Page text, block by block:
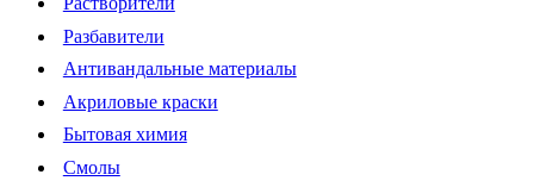
Разбавители
Антивандальные материалы
Акриловые краски
Бытовая химия
Смолы